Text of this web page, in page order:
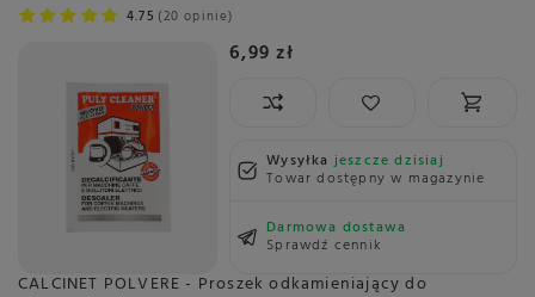
4.75 20 opinie
6,99 zł
Wysyłkajeszcze dzisiaj
Towar dostępny w magazynie
Darmowa dostawa
Sprawdź cennik
CALCINET POLVERE - Proszek odkamieniający do